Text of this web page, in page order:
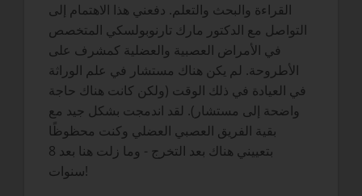
القراءة والبحث والتعلم. دفعني هذا الاهتمام إلى
التواصل مع الدكتور مارك تارنوبولسكي المتخصص
في الأمراض العصبية والعضلية كمشرف على
الأطروحة. لم يكن هناك مستشار في علم الوراثة
في العيادة في ذلك الوقت (ولكن كانت هناك حاجة
واضحة إلى مستشار). لقد اندمجت بشكل جيد مع
بقية الفريق العصبي العضلي وكنت محظوظًا
بتعييني هناك بعد التخرج - وما زلت هنا بعد 8
سنوات!